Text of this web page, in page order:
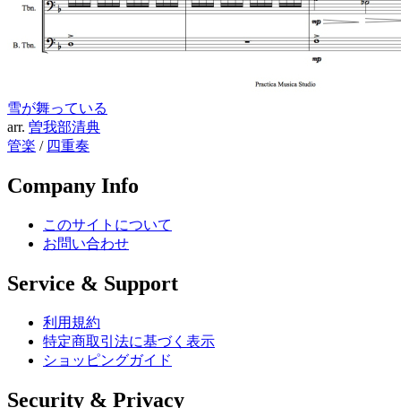
雪が舞っている
arr. 曽我部清典
管楽 / 四重奏
Company Info
このサイトについて
お問い合わせ
Service & Support
利用規約
特定商取引法に基づく表示
ショッピングガイド
Security & Privacy